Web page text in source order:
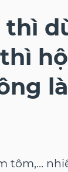
là
tôm,…